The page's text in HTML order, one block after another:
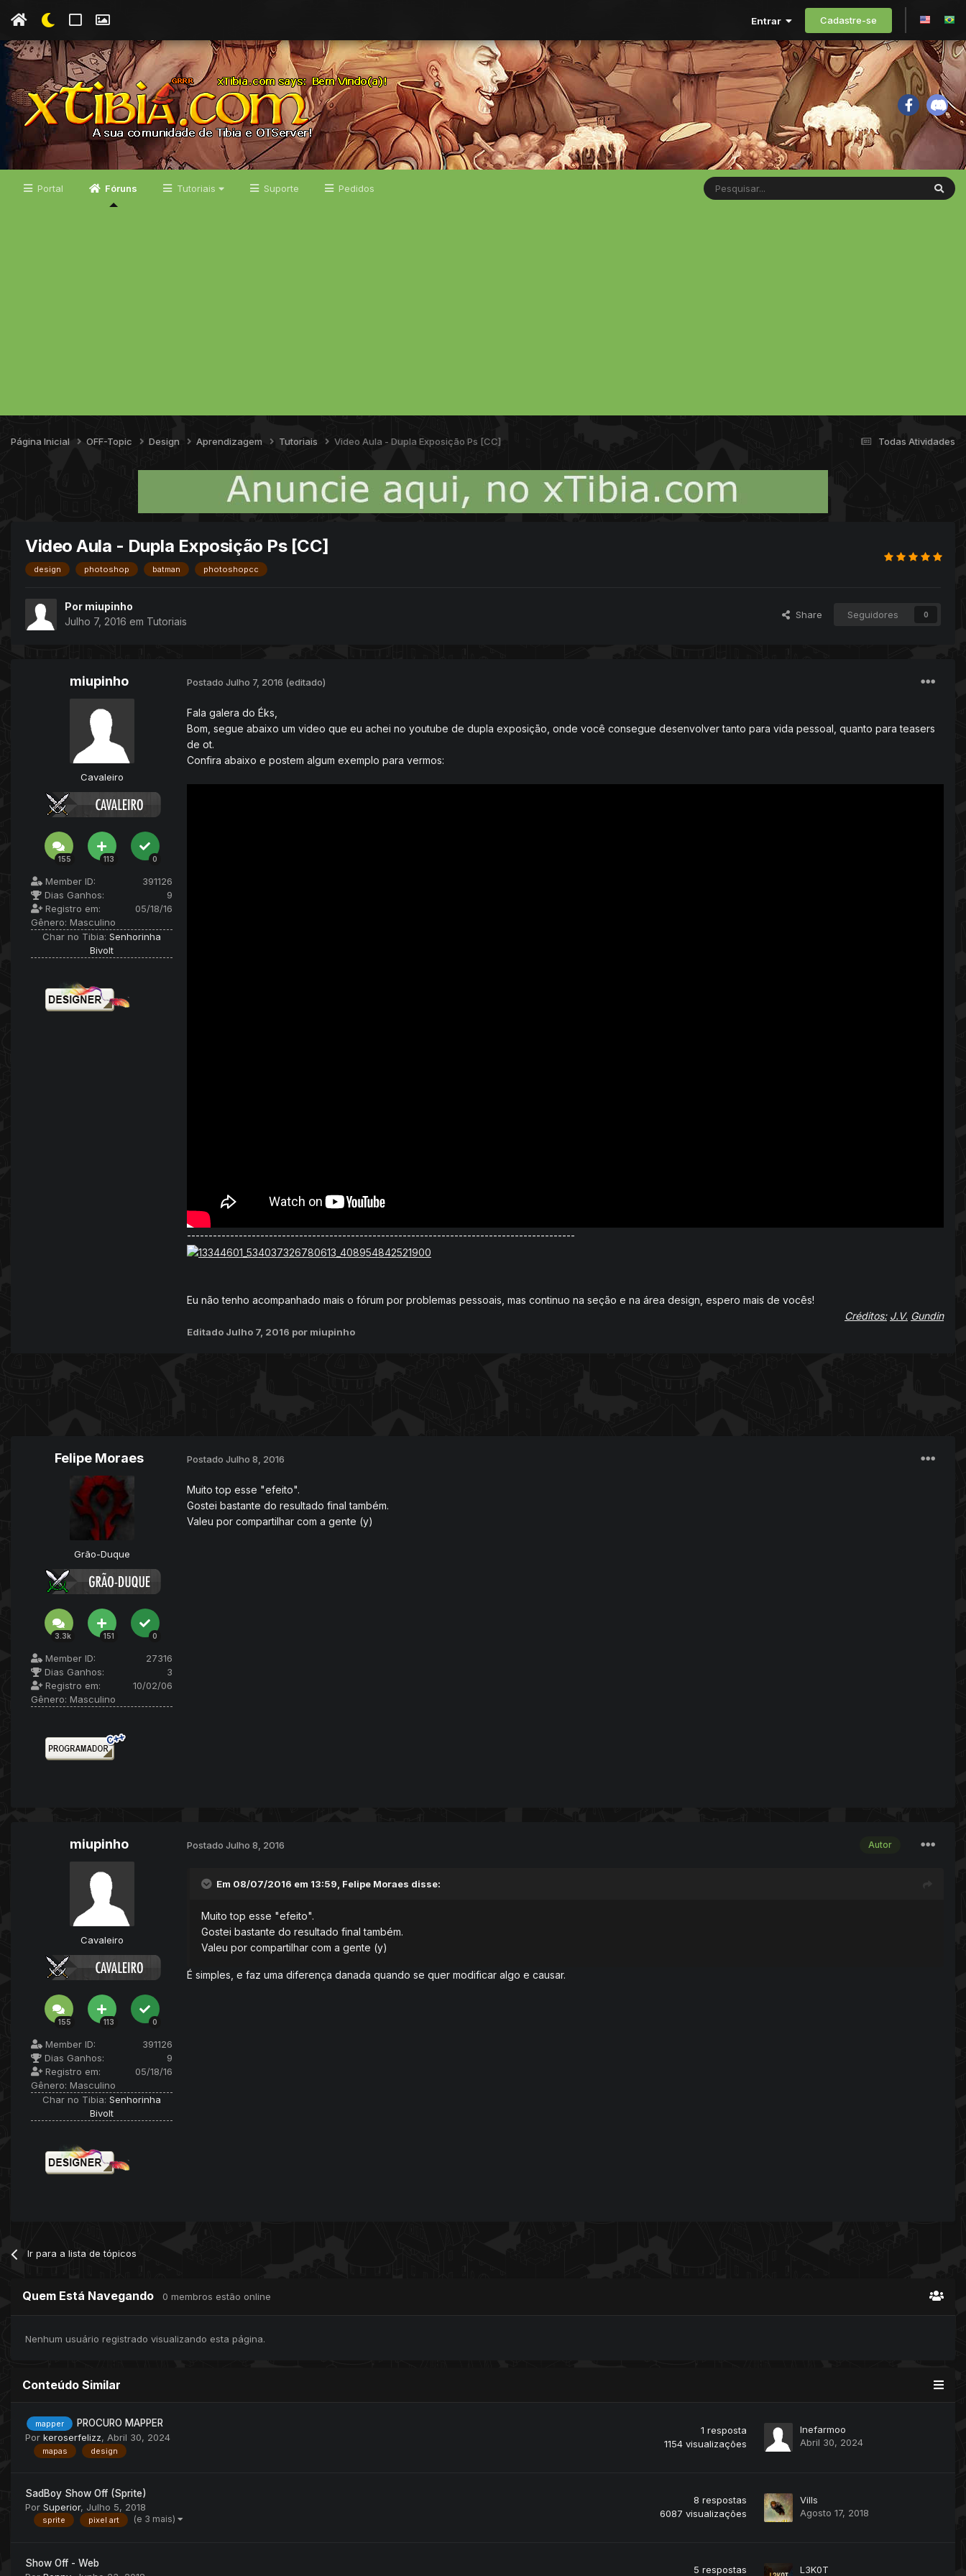
Entrar Cadastre-se
Portal Fóruns Tutoriais Suporte Pedidos
Todas Atividades
Página Inicial OFF-Topic Design Aprendizagem Tutoriais Video Aula - Dupla Exposição Ps [CC]
Video Aula - Dupla Exposição Ps [CC]
design photoshop batman photoshopcc
Por miupinho
Julho 7, 2016 em Tutoriais
Share Seguidores 0
miupinho
Cavaleiro
155 113 0
Member ID:
391126
Dias Ganhos:
9
Registro em:
05/18/16
Gênero: Masculino
Char no Tibia: Senhorinha
Bivolt
Postado Julho 7, 2016 (editado)
Fala galera do Éks,
Bom, segue abaixo um video que eu achei no youtube de dupla exposição, onde você consegue desenvolver tanto para vida pessoal, quanto para teasers
de ot.
Confira abaixo e postem algum exemplo para vermos:
------------------------------------------------------------------------------------------
Eu não tenho acompanhado mais o fórum por problemas pessoais, mas continuo na seção e na área design, espero mais de vocês!
Créditos: J.V. Gundin
Editado Julho 7, 2016 por miupinho
Felipe Moraes
Grão-Duque
3.3k 151 0
Member ID:
27316
Dias Ganhos:
3
Registro em:
10/02/06
Gênero: Masculino
Postado Julho 8, 2016
Muito top esse "efeito".
Gostei bastante do resultado final também.
Valeu por compartilhar com a gente (y)
miupinho
Cavaleiro
155 113 0
Member ID:
391126
Dias Ganhos:
9
Registro em:
05/18/16
Gênero: Masculino
Char no Tibia: Senhorinha
Bivolt
Autor
Postado Julho 8, 2016
Em 08/07/2016 em 13:59, Felipe Moraes disse:
Muito top esse "efeito".
Gostei bastante do resultado final também.
Valeu por compartilhar com a gente (y)
É simples, e faz uma diferença danada quando se quer modificar algo e causar.
Ir para a lista de tópicos
Quem Está Navegando 0 membros estão online
Nenhum usuário registrado visualizando esta página.
Conteúdo Similar
mapper
PROCURO MAPPER
Por keroserfelizz, Abril 30, 2024
mapas design
1 resposta
1154 visualizações
Inefarmoo
Abril 30, 2024
SadBoy Show Off (Sprite)
Por Superior, Julho 5, 2018
sprite pixel art (e 3 mais)
8 respostas
6087 visualizações
Vills
Agosto 17, 2018
Show Off - Web
5 respostas L3K0T